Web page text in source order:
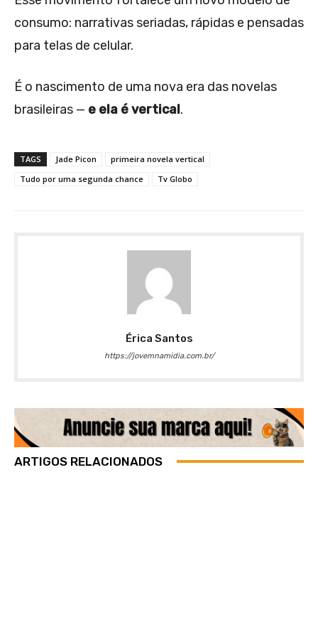
consumo: narrativas seriadas, rápidas e pensadas
para telas de celular.
É o nascimento de uma nova era das novelas
brasileiras — e ela é vertical.
TAGS Jade Picon
primeira novela vertical
Tudo por uma segunda chance
Tv Globo
Érica Santos
https://jovemnamidia.com.br/
ARTIGOS RELACIONADOS